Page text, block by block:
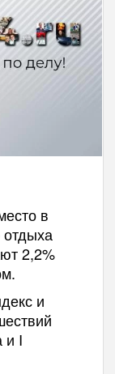
в
отдыха
2,2%
и
и I